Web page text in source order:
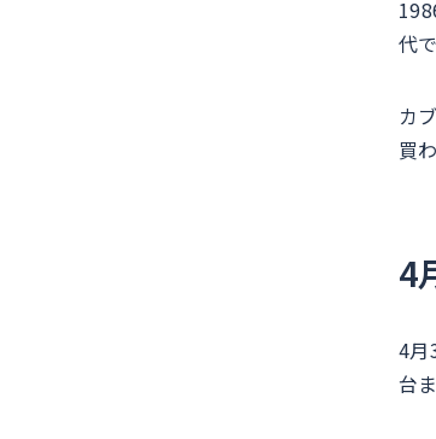
代
カ
買
4
4月
台